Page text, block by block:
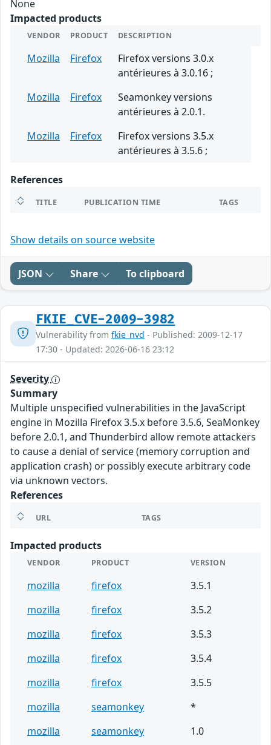
None
Impacted products
VENDOR PRODUCT DESCRIPTION
Mozilla Firefox
Firefox versions 3.0.x
antérieures à 3.0.16 ;
Mozilla
Firefox
Seamonkey versions
antérieures à 2.0.1.
Mozilla
Firefox
Firefox versions 3.5.x
antérieures à 3.5.6 ;
References
TITLE PUBLICATION TIME TAGS
Show details on source website
JSON Share To clipboard
FKIE_CVE-2009-3982
Vulnerability from fkie_nvd - Published: 2009-12-17
17:30 - Updated: 2026-06-16 23:12
Severity
Summary
Multiple unspecified vulnerabilities in the JavaScript
engine in Mozilla Firefox 3.5.x before 3.5.6, SeaMonkey
before 2.0.1, and Thunderbird allow remote attackers
to cause a denial of service (memory corruption and
application crash) or possibly execute arbitrary code
via unknown vectors.
References
URL TAGS
Impacted products
VENDOR PRODUCT VERSION
mozilla firefox
3.5.1
mozilla
firefox
3.5.2
mozilla
firefox
3.5.3
mozilla
firefox
3.5.4
mozilla
firefox
3.5.5
mozilla
seamonkey
*
mozilla
seamonkey
1.0